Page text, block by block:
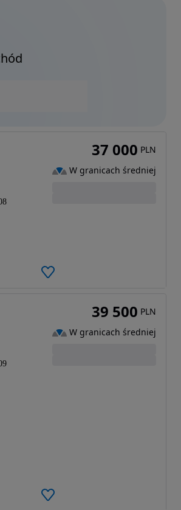
37 000 PLN
W granicach średniej
39 500 PLN
W granicach średniej